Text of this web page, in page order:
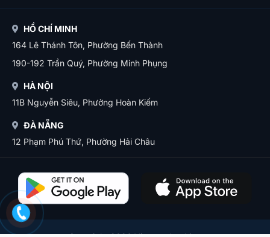
HỒ CHÍ MINH
164 Lê Thánh Tôn, Phường Bến Thành
190-192 Trần Quý, Phường Minh Phụng
HÀ NỘI
11B Nguyễn Siêu, Phường Hoàn Kiếm
ĐÀ NẴNG
12 Phạm Phú Thứ, Phường Hải Châu